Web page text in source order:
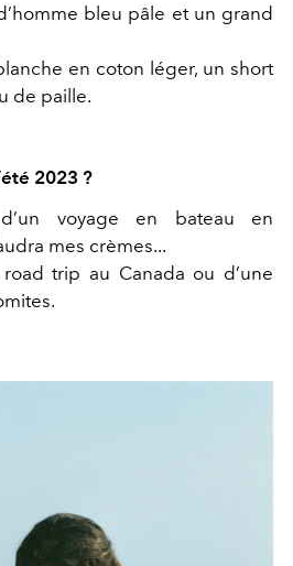
bleu pâle et un grand
en coton léger, un short
de paille.
2023 ?
voyage en bateau en
mes crèmes...
trip au Canada ou d’une